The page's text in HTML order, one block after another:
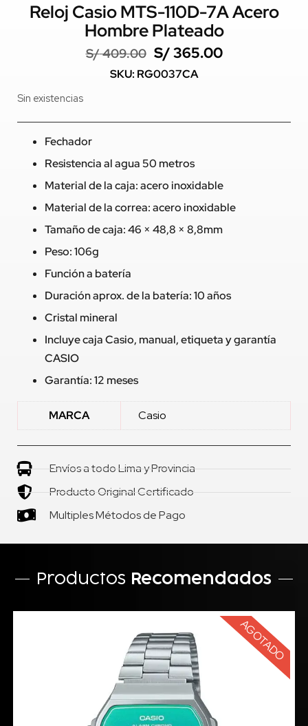
Reloj Casio MTS-110D-7A Acero
Hombre Plateado
S/409.00 S/365.00
SKU: RG0037CA
Sin existencias
Fechador
Resistencia al agua 50 metros
Material de la caja: acero inoxidable
Material de la correa: acero inoxidable
Tamaño de caja: 46 × 48,8 × 8,8mm
Peso: 106g
Función a batería
Duración aprox. de la batería: 10 años
Cristal mineral
Incluye caja Casio, manual, etiqueta y garantía
CASIO
Garantía: 12 meses
MARCA Casio
Envíos a todo Lima y Provincia
Producto Original Certificado
Multiples Métodos de Pago
Productos Recomendados
AGOTADO